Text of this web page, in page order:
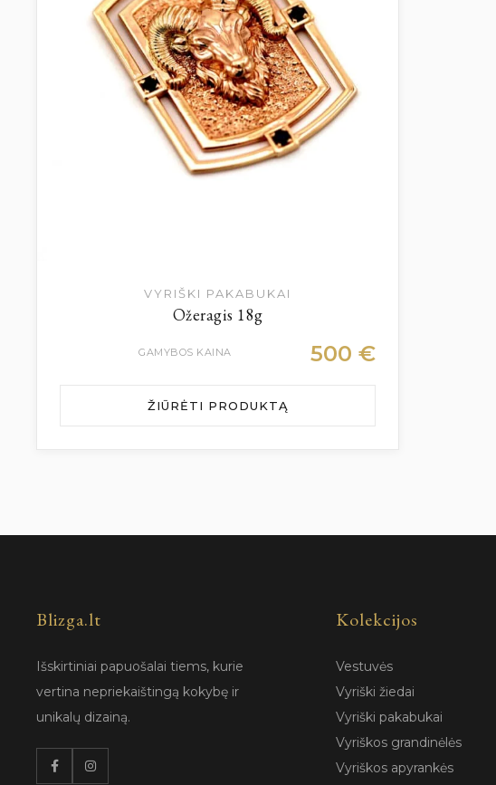
VYRIŠKI PAKABUKAI
Ožeragis 18g
GAMYBOS KAINA 500€
ŽIŪRĖTI PRODUKTĄ
Blizga.lt
Išskirtiniai papuošalai tiems, kurie
vertina nepriekaištingą kokybę ir
unikalų dizainą.
Kolekcijos
Vestuvės
Vyriški žiedai
Vyriški pakabukai
Vyriškos grandinėlės
Vyriškos apyrankės